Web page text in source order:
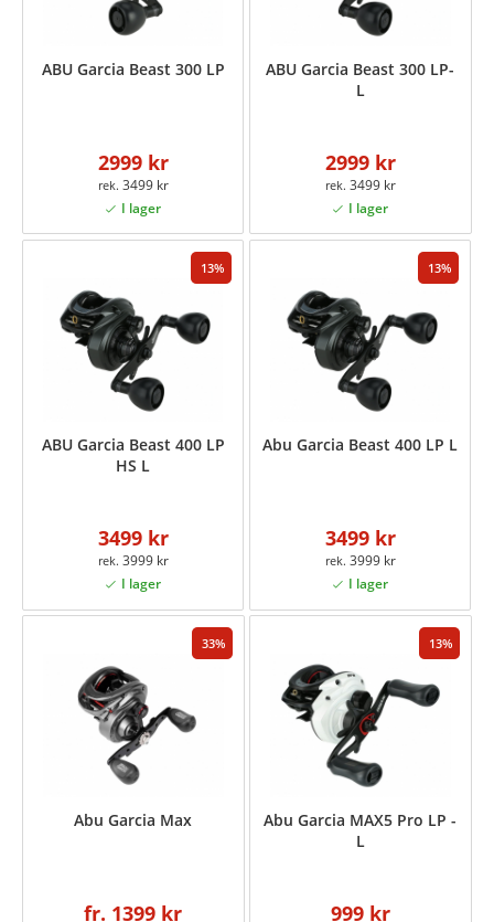
ABU Garcia Beast 300 LP
2999 kr
3499 kr
ABU Garcia Beast 300 LP-
L
2999 kr
3499 kr
13
ABU Garcia Beast 400 LP
HS L
3499 kr
3999 kr
13
Abu Garcia Beast 400 LP L
3499 kr
3999 kr
33
Abu Garcia Max
fr. 1399 kr
13
Abu Garcia MAX5 Pro LP -
L
999 kr